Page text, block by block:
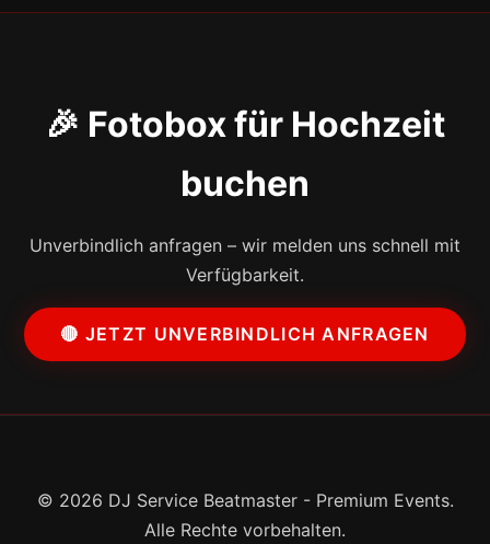
🎉 Fotobox für Hochzeit
buchen
Unverbindlich anfragen – wir melden uns schnell mit
Verfügbarkeit.
🔴 JETZT UNVERBINDLICH ANFRAGEN
© 2026 DJ Service Beatmaster - Premium Events.
Alle Rechte vorbehalten.